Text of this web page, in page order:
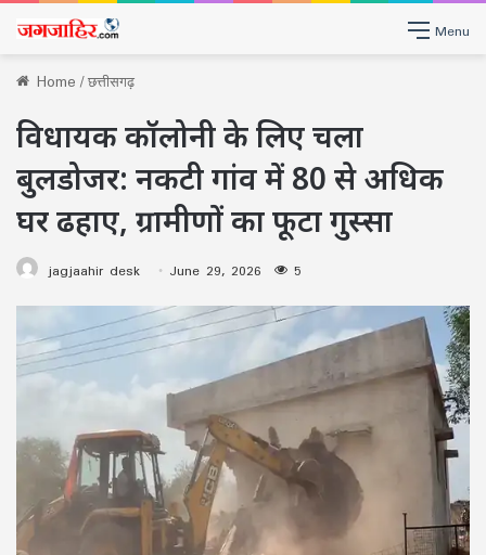
Menu
Home/छत्तीसगढ़
विधायक कॉलोनी के लिए चला
बुलडोजर: नकटी गांव में 80 से अधिक
घर ढहाए, ग्रामीणों का फूटा गुस्सा
jagjaahir desk June 29, 2026 5